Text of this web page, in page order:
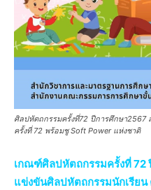
ศิลปหัตถกรรมครั้งที่72 ปีการศึกษา
ครั้งที่ 72 พร้อมชู Soft Power แห่งชาติ
เกณฑ์ศิลปหัตถกรรมครั้งที่ 72
แข่งขันศิลปหัตถกรรมนักเรียน